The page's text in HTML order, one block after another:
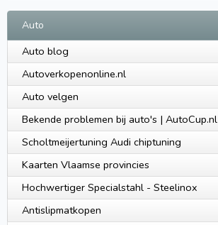
Auto
Auto blog
Autoverkopenonline.nl
Auto velgen
Bekende problemen bij auto's | AutoCup.nl
Scholtmeijertuning Audi chiptuning
Kaarten Vlaamse provincies
Hochwertiger Specialstahl - Steelinox
Antislipmatkopen